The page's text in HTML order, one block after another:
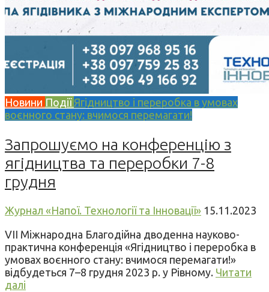
Новини Події Ягідництво і переробка в умовах
воєнного стану: вчимося перемагати!
Запрошуємо на конференцію з
ягідництва та переробки 7-8
грудня
Журнал «Напої. Технології та Інновації» 15.11.2023
VII Міжнародна Благодійна дводенна науково-
практична конференція «Ягідництво і переробка в
умовах воєнного стану: вчимося перемагати!»
відбудеться 7–8 грудня 2023 р. у Рівному. Читати
далі